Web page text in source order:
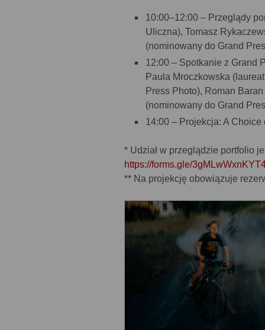
10:00–12:00 – Przeglądy
Uliczna), Tomasz
(nominowany do Grand
12:00 – Spotkanie z Grand
Paula Mroczkowska
Press Photo), Roman
(nominowany do Grand
14:00 – Projekcja: A
* Udział w przeglądzie portfolio
https://forms.gle/
** Na projekcję obowiązuje